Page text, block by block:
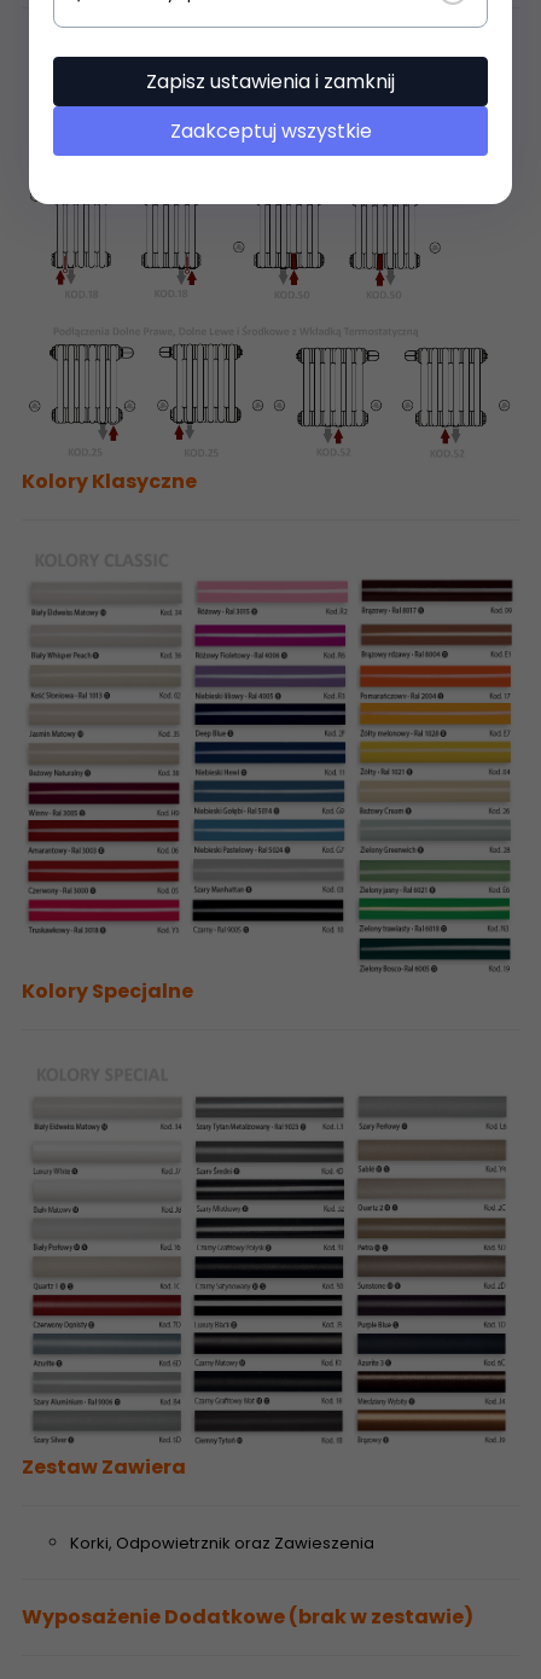
Kolory Klasyczne
Kolory Specjalne
Zestaw Zawiera
Korki, Odpowietrznik oraz Zawieszenia
Wyposażenie Dodatkowe (brak w zestawie)
Zapisz ustawienia i zamknij
Zaakceptuj wszystkie